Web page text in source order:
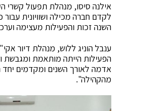
אילנה סיסו, מנהלת תפעול
לקדם חברה מכילה ושוויונית
השנה זכות והפעילות מעצימה
ענבל הוניג ללוש, מנהלת דיור
הפעילות הייתה מותאמת ומגבשת
אדמה לאורך השנים ומקדמים יחד
מהקהילה".